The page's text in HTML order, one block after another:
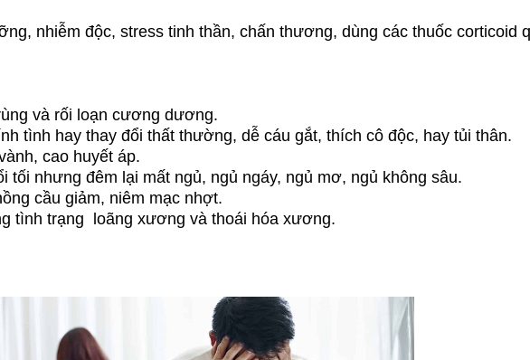
nhiễm độc, stress tinh thần, chấn thương, dùng các thuốc corticoid
và rối loạn cương dương.
tình hay thay đổi thất thường, dễ cáu gắt, thích cô độc, hay tủi thân.
cao huyết áp.
tối nhưng đêm lại mất ngủ, ngủ ngáy, ngủ mơ, ngủ không sâu.
cầu giảm, niêm mạc nhợt.
tình trạng loãng xương và thoái hóa xương.